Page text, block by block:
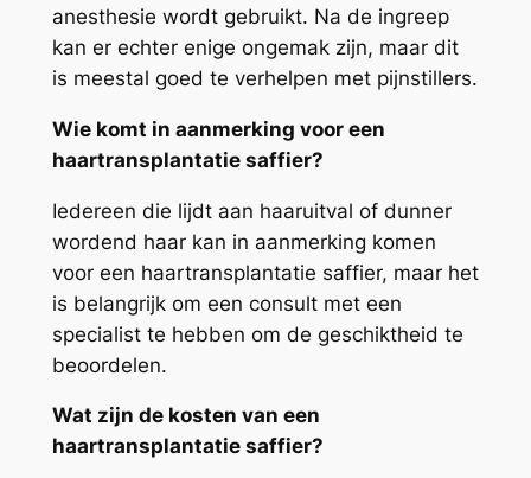
anesthesie wordt gebruikt. Na de ingreep
kan er echter enige ongemak zijn, maar dit
is meestal goed te verhelpen met pijnstillers.
Wie komt in aanmerking voor een
haartransplantatie saffier?
Iedereen die lijdt aan haaruitval of dunner
wordend haar kan in aanmerking komen
voor een haartransplantatie saffier, maar het
is belangrijk om een consult met een
specialist te hebben om de geschiktheid te
beoordelen.
Wat zijn de kosten van een
haartransplantatie saffier?